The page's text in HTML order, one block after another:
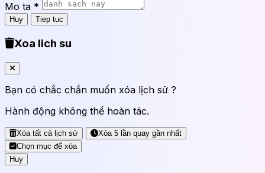
Mo ta *
Huy Tiep tuc
Xoa lich su
Bạn có chắc chắn muốn xóa lịch sử ?
Hành động không thể hoàn tác.
Xóa tất cả lịch sử
Xóa 5 lần quay gần nhất
Chọn mục để xóa
Huy